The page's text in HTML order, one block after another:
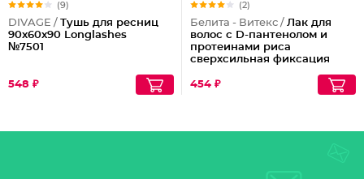
(9)
DIVAGE / Тушь для ресниц
90x60x90 Longlashes
№7501
548 ₽
(2)
Белита - Витекс / Лак для
волос с D-пантенолом и
протеинами риса
сверхсильная фиксация
454 ₽